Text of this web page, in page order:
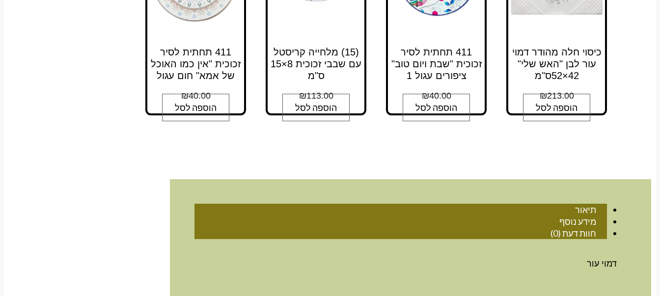
כיסוי חלה מהודר דמוי
עור לבן "האש שלי"
42×52ס"מ
₪213.00
הוספה לסל
411 תחתית לסיר
זכוכית "שבת ויום טוב"
ציפורים עגול 1
₪40.00
הוספה לסל
(15) מלחייה קריסטל
עם שבבי זכוכית 8×15
ס"מ
₪113.00
הוספה לסל
411 תחתית לסיר
זכוכית "אין כמו האוכל
של אמא" חום עגול
₪40.00
הוספה לסל
תיאור
מידע נוסף
חוות דעת (0)
דמוי עור